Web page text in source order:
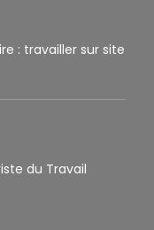
: travailler sur site
du Travail